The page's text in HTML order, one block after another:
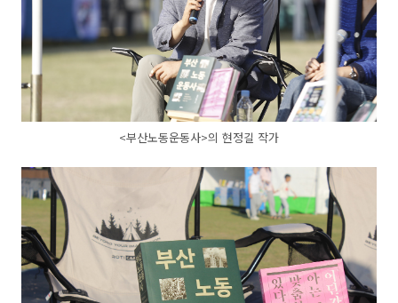
<부산노동운동사>의 현정길 작가